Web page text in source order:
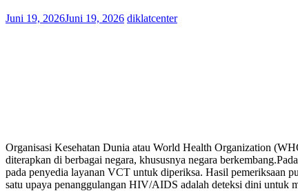
Juni 19, 2026Juni 19, 2026 diklatcenter
Organisasi Kesehatan Dunia atau World Health Organization
diterapkan di berbagai negara, khususnya negara
pada penyedia layanan VCT untuk diperiksa. Hasil pemeriksaan
satu upaya penanggulangan HIV/AIDS adalah deteksi dini untuk